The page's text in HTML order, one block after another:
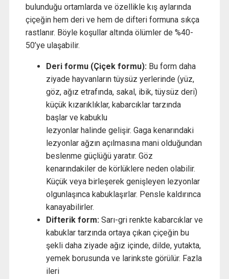
bulunduğu ortamlarda ve özellikle kış aylarında
çiçeğin hem deri ve hem de difteri formuna sıkça
rastlanır. Böyle koşullar altında ölümler de %40-
50’ye ulaşabilir.
Deri formu (Çiçek formu):Bu form daha
ziyade hayvanların tüysüz yerlerinde (yüz,
göz, ağız etrafında, sakal, ibik, tüysüz deri)
küçük kızarıklıklar, kabarcıklar tarzında
başlar ve kabuklu
lezyonlar halinde gelişir. Gaga kenarındaki
lezyonlar ağzın açılmasına mani olduğundan
beslenme güçlüğü yaratır. Göz
kenarındakiler de körlüklere neden olabilir.
Küçük veya birleşerek genişleyen lezyonlar
olgunlaşınca kabuklaşırlar. Pensle kaldırınca
kanayabilirler.
Difterik form:Sarı-gri renkte kabarcıklar ve
kabuklar tarzında ortaya çıkan çiçeğin bu
şekli daha ziyade ağız içinde, dilde, yutakta,
yemek borusunda ve larinkste görülür. Fazla
ileri